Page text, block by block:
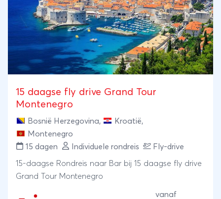
15 daagse fly drive Grand Tour
Montenegro
Bosnië Herzegovina, Kroatië,
Montenegro
15 dagen
Individuele rondreis Fly-drive
15-daagse Rondreis naar Bar bij 15 daagse fly drive
Grand Tour Montenegro
vanaf